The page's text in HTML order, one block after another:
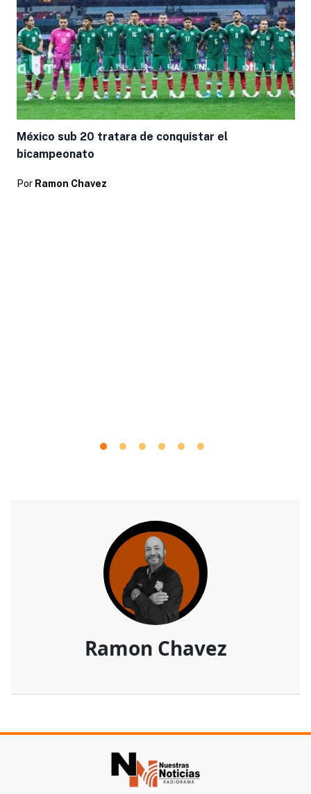
México sub 20 tratara de conquistar el
bicampeonato
Por Ramon Chavez
Ramon Chavez